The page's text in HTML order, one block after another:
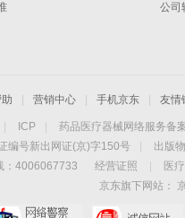
公司
营销中心 手机京东 友情
ICP 药品医疗器械网络服务备
编号新出网证(京)字150号
出版
：4006067733 经营证照 医
京东旗下网站：